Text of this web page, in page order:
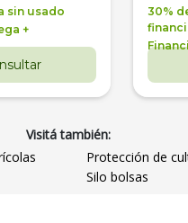
sin usado
+
30%
Visitá también:
Protección de
Silo bolsas